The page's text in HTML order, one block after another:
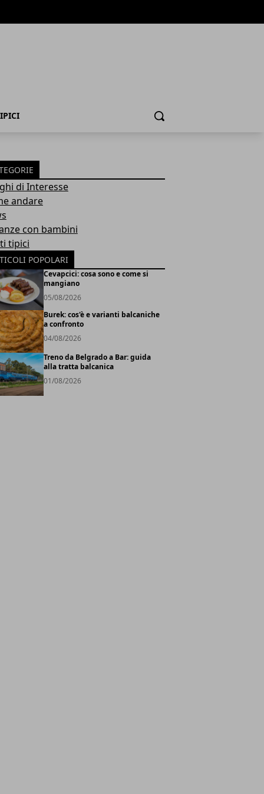
Cerca
di Interesse
andare
con bambini
tipici
POPOLARI
Cevapcici: cosa sono e come si
mangiano
05/08/2026
Burek: cos'è e varianti balcaniche
a confronto
04/08/2026
Treno da Belgrado a Bar: guida
alla tratta balcanica
01/08/2026